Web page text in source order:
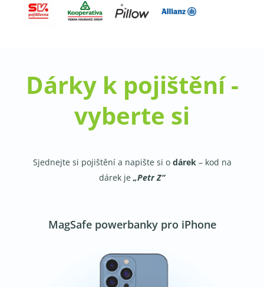
Dárky k pojištění -
vyberte si
Sjednejte si pojištění a napište si o dárek– kod na
dárek je „Petr Z“
MagSafe powerbanky pro iPhone